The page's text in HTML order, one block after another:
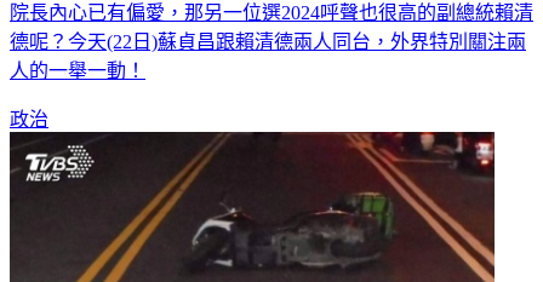
院長內心已有偏愛，那另一位選2024呼聲也很高的副總統賴清
德呢？今天(22日)蘇貞昌跟賴清德兩人同台，外界特別關注兩
人的一舉一動！
政治